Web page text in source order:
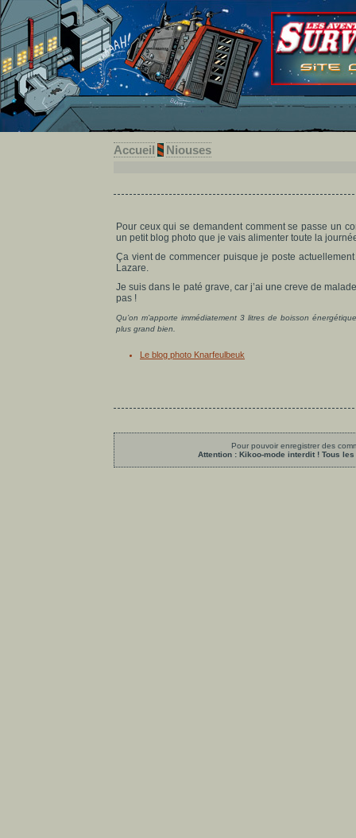
Accueil Niouses
Pour ceux qui se demandent comment se passe un
un petit blog photo que je vais alimenter toute la
Ça vient de commencer puisque je poste
Lazare.
Je suis dans le paté grave, car j’ai une creve de
pas !
Qu’on m’apporte immédiatement 3 litres de boisson
plus grand bien.
Le blog photo Knarfeulbeuk
Pour pouvoir enregistrer des
Attention : Kikoo-mode interdit ! Tous